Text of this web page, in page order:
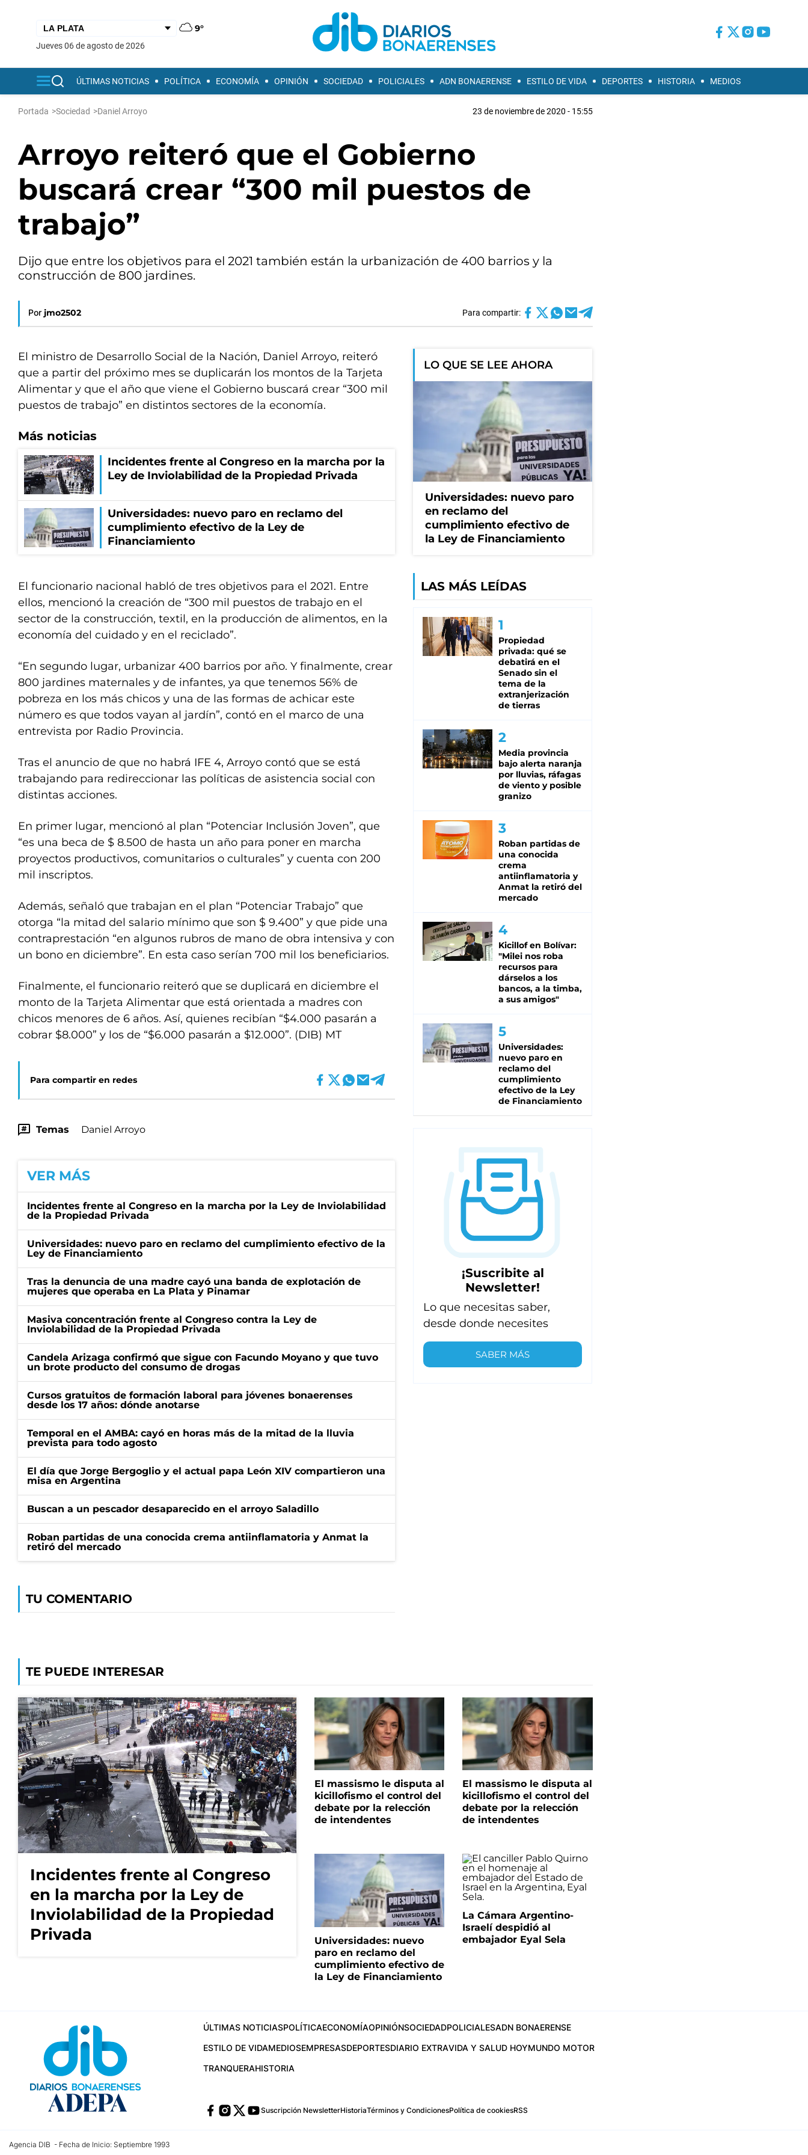
9°
jueves 06 de agosto de 2026
ÚLTIMAS NOTICIAS POLÍTICA ECONOMÍA OPINIÓN SOCIEDAD POLICIALES ADN BONAERENSE ESTILO DE VIDA DEPORTES HISTORIA MEDIOS
Portada >Sociedad >Daniel Arroyo 23 de noviembre de 2020 - 15:55
Arroyo reiteró que el Gobierno
buscará crear “300 mil puestos de
trabajo”
Dijo que entre los objetivos para el 2021 también están la urbanización de 400 barrios y la
construcción de 800 jardines.
Por jmo2502 Para compartir:
El ministro de Desarrollo Social de la Nación, Daniel Arroyo, reiteró
que a partir del próximo mes se duplicarán los montos de la Tarjeta
Alimentar y que el año que viene el Gobierno buscará crear “300 mil
puestos de trabajo” en distintos sectores de la economía.
Más noticias
Incidentes frente al Congreso en la marcha por la
Ley de Inviolabilidad de la Propiedad Privada
Universidades: nuevo paro en reclamo del
cumplimiento efectivo de la Ley de
Financiamiento
El funcionario nacional habló de tres objetivos para el 2021. Entre
ellos, mencionó la creación de “300 mil puestos de trabajo en el
sector de la construcción, textil, en la producción de alimentos, en la
economía del cuidado y en el reciclado”.
“En segundo lugar, urbanizar 400 barrios por año. Y finalmente, crear
800 jardines maternales y de infantes, ya que tenemos 56% de
pobreza en los más chicos y una de las formas de achicar este
número es que todos vayan al jardín”, contó en el marco de una
entrevista por Radio Provincia.
Tras el anuncio de que no habrá IFE 4, Arroyo contó que se está
trabajando para redireccionar las políticas de asistencia social con
distintas acciones.
En primer lugar, mencionó al plan “Potenciar Inclusión Joven”, que
“es una beca de $ 8.500 de hasta un año para poner en marcha
proyectos productivos, comunitarios o culturales” y cuenta con 200
mil inscriptos.
Además, señaló que trabajan en el plan “Potenciar Trabajo” que
otorga “la mitad del salario mínimo que son $ 9.400” y que pide una
contraprestación “en algunos rubros de mano de obra intensiva y con
un bono en diciembre”. En esta caso serían 700 mil los beneficiarios.
Finalmente, el funcionario reiteró que se duplicará en diciembre el
monto de la Tarjeta Alimentar que está orientada a madres con
chicos menores de 6 años. Así, quienes recibían “$4.000 pasarán a
cobrar $8.000” y los de “$6.000 pasarán a $12.000”. (DIB) MT
Para compartir en redes
Temas Daniel Arroyo
VER MÁS
Incidentes frente al Congreso en la marcha por la Ley de Inviolabilidad
de la Propiedad Privada
Universidades: nuevo paro en reclamo del cumplimiento efectivo de la
Ley de Financiamiento
Tras la denuncia de una madre cayó una banda de explotación de
mujeres que operaba en La Plata y Pinamar
Masiva concentración frente al Congreso contra la Ley de
Inviolabilidad de la Propiedad Privada
Candela Arizaga confirmó que sigue con Facundo Moyano y que tuvo
un brote producto del consumo de drogas
Cursos gratuitos de formación laboral para jóvenes bonaerenses
desde los 17 años: dónde anotarse
Temporal en el AMBA: cayó en horas más de la mitad de la lluvia
prevista para todo agosto
El día que Jorge Bergoglio y el actual papa León XIV compartieron una
misa en Argentina
Buscan a un pescador desaparecido en el arroyo Saladillo
Roban partidas de una conocida crema antiinflamatoria y Anmat la
retiró del mercado
TU COMENTARIO
LO QUE SE LEE AHORA
Universidades: nuevo paro
en reclamo del
cumplimiento efectivo de
la Ley de Financiamiento
LAS MÁS LEÍDAS
Propiedad
privada: qué se
debatirá en el
Senado sin el
tema de la
extranjerización
de tierras
Media provincia
bajo alerta naranja
por lluvias, ráfagas
de viento y posible
granizo
Roban partidas de
una conocida
crema
antiinflamatoria y
Anmat la retiró del
mercado
Kicillof en Bolívar:
"Milei nos roba
recursos para
dárselos a los
bancos, a la timba,
a sus amigos"
Universidades:
nuevo paro en
reclamo del
cumplimiento
efectivo de la Ley
de Financiamiento
¡Suscribite al
Newsletter!
Lo que necesitas saber,
desde donde necesites
SABER MÁS
TE PUEDE INTERESAR
Incidentes frente al Congreso
en la marcha por la Ley de
Inviolabilidad de la Propiedad
Privada
El massismo le disputa al
kicillofismo el control del
debate por la relección
de intendentes
El massismo le disputa al
kicillofismo el control del
debate por la relección
de intendentes
Universidades: nuevo
paro en reclamo del
cumplimiento efectivo de
la Ley de Financiamiento
La Cámara Argentino-
Israelí despidió al
embajador Eyal Sela
ÚLTIMAS NOTICIASPOLÍTICAECONOMÍAOPINIÓNSOCIEDADPOLICIALESADN BONAERENSE
ESTILO DE VIDAMEDIOSEMPRESASDEPORTESDIARIO EXTRAVIDA Y SALUD HOYMUNDO MOTOR
TRANQUERAHISTORIA
Suscripción NewsletterHistoriaTérminos y CondicionesPolítica de cookiesRSS
Agencia DIB - Fecha de Inicio: Septiembre 1993